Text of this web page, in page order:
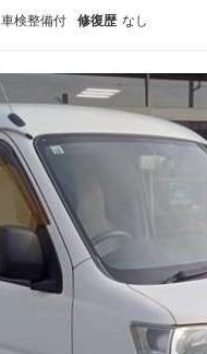
車検整備付 修復歴 なし